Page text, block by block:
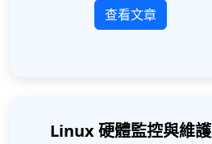
查看文章
Linux 硬體監控與維護